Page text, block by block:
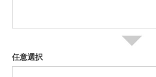
任意選択